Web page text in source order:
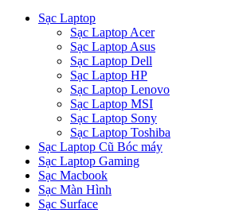
Sạc Laptop
Sạc Laptop Acer
Sạc Laptop Asus
Sạc Laptop Dell
Sạc Laptop HP
Sạc Laptop Lenovo
Sạc Laptop MSI
Sạc Laptop Sony
Sạc Laptop Toshiba
Sạc Laptop Cũ Bóc máy
Sạc Laptop Gaming
Sạc Macbook
Sạc Màn Hình
Sạc Surface